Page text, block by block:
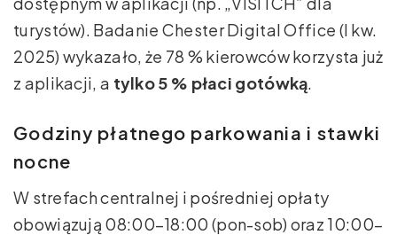
turystów). Badanie Chester Digital Office (I kw.
2025) wykazało, że 78 % kierowców korzysta już
z aplikacji, a tylko 5 % płaci gotówką
Godziny płatnego parkowania i stawki
nocne
W strefach centralnej i pośredniej opłaty
obowiązują 08:00–18:00 (pon-sob) oraz 10:00–